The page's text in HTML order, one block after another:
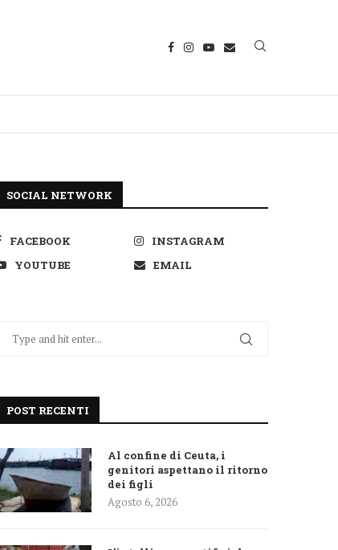
SOCIAL NETWORK
FACEBOOK
INSTAGRAM
YOUTUBE
EMAIL
POST RECENTI
Al confine di Ceuta, i
genitori aspettano il ritorno
dei figli
Agosto 6, 2026